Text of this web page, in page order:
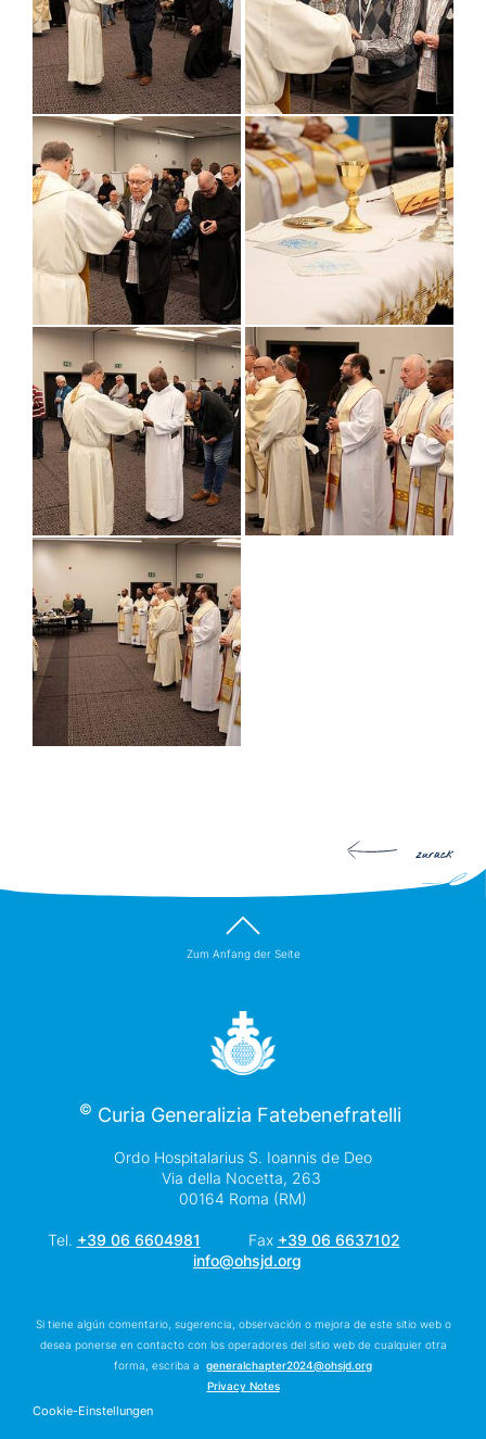
zurück
Zum Anfang der Seite
© Curia Generalizia Fatebenefratelli
Ordo Hospitalarius S. Ioannis de Deo
Via della Nocetta, 263
00164 Roma (RM)
Tel. +39 06 6604981 Fax +39 06 6637102
info@ohsjd.org
Si tiene algún comentario, sugerencia, observación o mejora de este sitio web o
desea ponerse en contacto con los operadores del sitio web de cualquier otra
forma, escriba a
generalchapter2024@ohsjd.org
Privacy Notes
Cookie-Einstellungen